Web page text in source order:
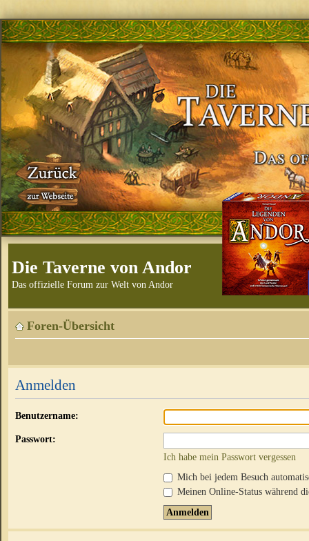
Die Taverne von Andor
Das offizielle Forum zur Welt von Andor
Foren-Übersicht
Anmelden
Benutzername:
Passwort:
Ich habe mein Passwort vergessen
Mich bei jedem Besuch
Meinen Online-Status während